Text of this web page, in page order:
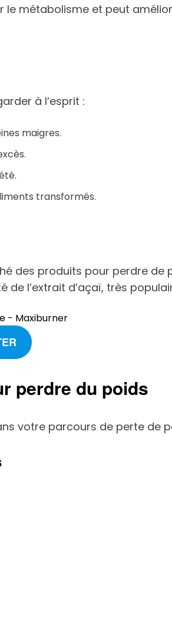
métabolisme et peut
à l’esprit :
maigres.
transformés.
des produits pour perdre de
l’extrait d’açaï, très
perdre du poids
votre parcours de perte de